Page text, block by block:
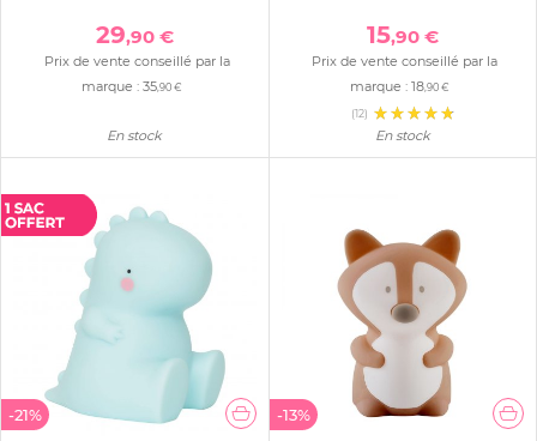
29,90 €
Prix de vente conseillé par la
marque :35,90 €
En stock
15,90 €
Prix de vente conseillé par la
marque :18,90 €
(12)
En stock
-21% -13%